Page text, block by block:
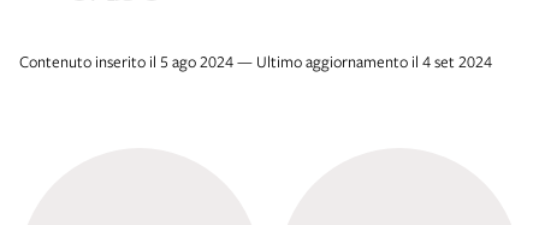
Contenuto inserito il 5 ago 2024 — Ultimo aggiornamento il 4 set 2024